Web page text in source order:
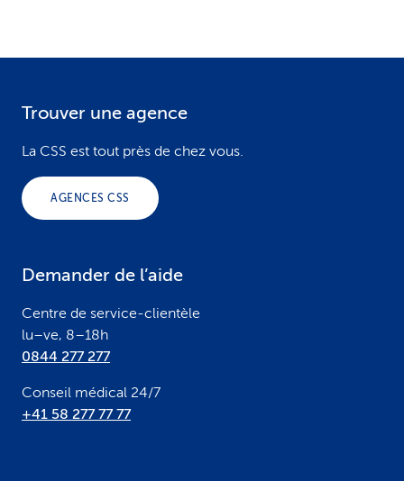
Trouver une agence
La CSS est tout près de chez vous.
AGENCES CSS
Demander de l’aide
Centre de service-clientèle
lu–ve, 8–18h
0844 277 277
Conseil médical 24/7
+41 58 277 77 77